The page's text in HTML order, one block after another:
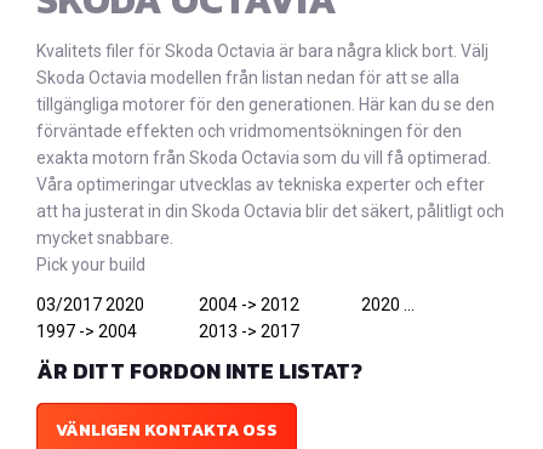
Kvalitets filer för Skoda Octavia är bara några klick bort. Välj
Skoda Octavia modellen från listan nedan för att se alla
tillgängliga motorer för den generationen. Här kan du se den
förväntade effekten och vridmomentsökningen för den
exakta motorn från Skoda Octavia som du vill få optimerad.
Våra optimeringar utvecklas av tekniska experter och efter
att ha justerat in din Skoda Octavia blir det säkert, pålitligt och
mycket snabbare.
Pick your build
03/2017 2020
1997 -> 2004
2004 -> 2012
2013 -> 2017
2020 ...
ÄR DITT FORDON INTE LISTAT?
VÄNLIGEN KONTAKTA OSS